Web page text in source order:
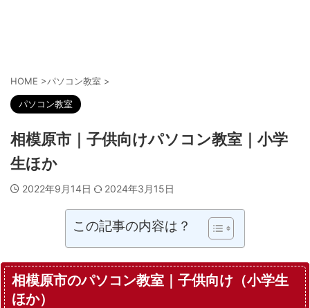
HOME >パソコン教室 >
パソコン教室
相模原市｜子供向けパソコン教室｜小学
生ほか
2022年9月14日 2024年3月15日
この記事の内容は？
相模原市のパソコン教室｜子供向け（小学生
ほか）